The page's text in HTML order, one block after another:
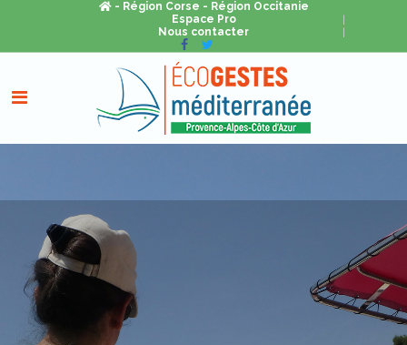
- Région Corse - Région Occitanie
Espace Pro
Nous contacter